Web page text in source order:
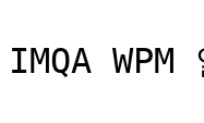
IMQA